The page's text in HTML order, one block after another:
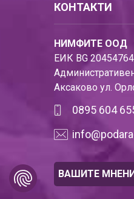
КОНТАКТИ
НИМФИТЕ ООД
ЕИК BG
Аксаково ул.
0895 604
ВАШИТЕ